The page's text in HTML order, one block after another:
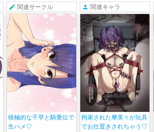
関連サークル
積極的な千早と騎乗位で
生ハメ♡
関連キャラ
拘束された摩美々が玩具
でお仕置きされちゃう♡